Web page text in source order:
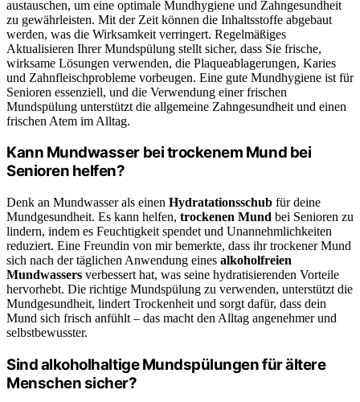
austauschen, um eine optimale Mundhygiene und Zahngesundheit
zu gewährleisten. Mit der Zeit können die Inhaltsstoffe abgebaut
werden, was die Wirksamkeit verringert. Regelmäßiges
Aktualisieren Ihrer Mundspülung stellt sicher, dass Sie frische,
wirksame Lösungen verwenden, die Plaqueablagerungen, Karies
und Zahnfleischprobleme vorbeugen. Eine gute Mundhygiene ist für
Senioren essenziell, und die Verwendung einer frischen
Mundspülung unterstützt die allgemeine Zahngesundheit und einen
frischen Atem im Alltag.
Kann Mundwasser bei trockenem Mund bei
Senioren helfen?
Denk an Mundwasser als einen Hydratationsschub für deine
Mundgesundheit. Es kann helfen, trockenen Mund bei Senioren zu
lindern, indem es Feuchtigkeit spendet und Unannehmlichkeiten
reduziert. Eine Freundin von mir bemerkte, dass ihr trockener Mund
sich nach der täglichen Anwendung eines alkoholfreien
Mundwassers verbessert hat, was seine hydratisierenden Vorteile
hervorhebt. Die richtige Mundspülung zu verwenden, unterstützt die
Mundgesundheit, lindert Trockenheit und sorgt dafür, dass dein
Mund sich frisch anfühlt – das macht den Alltag angenehmer und
selbstbewusster.
Sind alkoholhaltige Mundspülungen für ältere
Menschen sicher?